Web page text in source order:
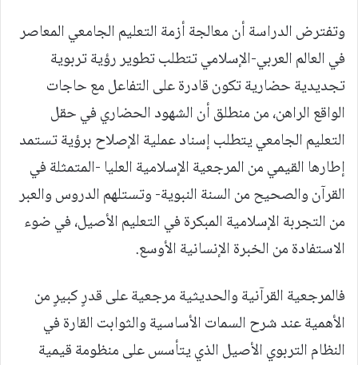
وتفترض الدراسة أن معالجة أزمة التعليم الجامعي المعاصر
في العالم العربي-الإسلامي تتطلب تطوير رؤية تربوية
تجديدية حضارية تكون قادرة على التفاعل مع حاجات
الواقع الراهن، من منطلق أن الشهود الحضاري في حقل
التعليم الجامعي يتطلب إسناد عملية الإصلاح برؤية تستمد
إطارها القيمي من المرجعية الإسلامية العليا -المتمثلة في
القرآن والصحيح من السنة النبوية- وتستلهم الدروس والعبر
من التجربة الإسلامية المبكرة في التعليم الأصيل، في ضوء
الاستفادة من الخبرة الإنسانية الأوسع.
فالمرجعية القرآنية والحديثية مرجعية على قدرٍ كبيرٍ من
الأهمية عند شرح السمات الأساسية والثوابت القارة في
النظام التربوي الأصيل الذي يتأسس على منظومة قيمية